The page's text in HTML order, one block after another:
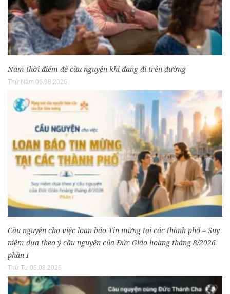
Năm thời điểm để cầu nguyện khi đang đi trên đường
Thứ Năm 06.08.2026
Cầu nguyện cho việc loan báo Tin mừng tại các thành phố – Suy
niệm dựa theo ý cầu nguyện của Đức Giáo hoàng tháng 8/2026
phần I
Thứ Tư 05.08.2026